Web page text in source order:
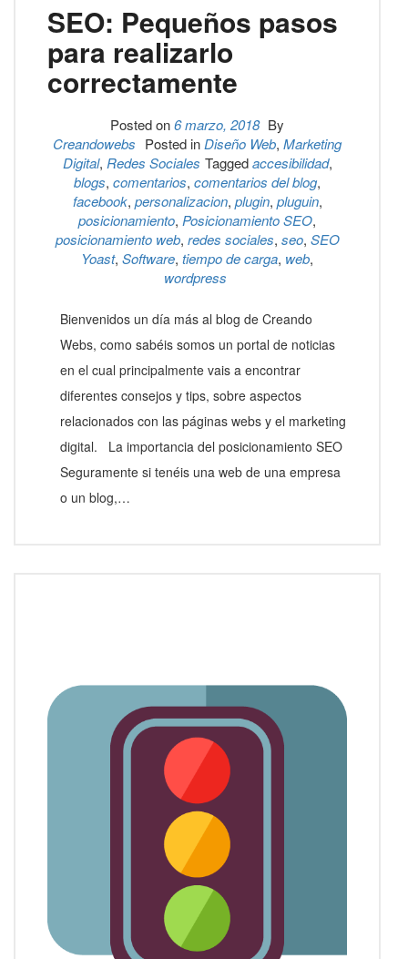
SEO: Pequeños pasos
para realizarlo
correctamente
Posted on6 marzo, 2018 By
Creandowebs Posted in Diseño Web, Marketing
Digital, Redes Sociales Taggedaccesibilidad,
blogs, comentarios, comentarios del blog,
facebook, personalizacion, plugin, pluguin,
posicionamiento, Posicionamiento SEO,
posicionamiento web, redes sociales, seo, SEO
Yoast, Software, tiempo de carga, web,
wordpress
Bienvenidos un día más al blog de Creando
Webs, como sabéis somos un portal de noticias
en el cual principalmente vais a encontrar
diferentes consejos y tips, sobre aspectos
relacionados con las páginas webs y el marketing
digital. La importancia del posicionamiento SEO
Seguramente si tenéis una web de una empresa
o un blog,…